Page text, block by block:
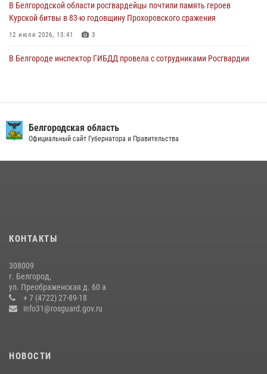
В Белгородской области росгвардейцы почтили память героев
Курской битвы в 83-ю годовщину Прохоровского сражения
12 июля 2026, 13:41 3
В Белгороде инспектор ГИБДД провела с сотрудниками Росгвардии
областного центра к новому учебному году
06 августа 2026, 11:23 3
Белгородский росгвардеец стал победителем юбилейного
чемпионата войск национальной гвардии Российской Федерации по
боксу
07 июля 2026, 16:59
Белгородская область
Официальный сайт Губернатора и Правительства
КОНТАКТЫ
308009
г. Белгород,
ул. Преображенская д. 60 а
+ 7 (4722) 27-89-18
info31@rosguard.gov.ru
НОВОСТИ